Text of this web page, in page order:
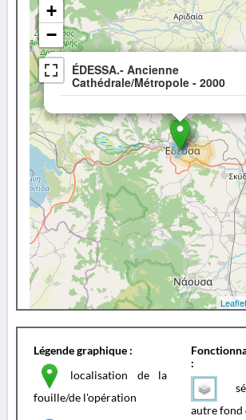
ÉDESSA.- Ancienne
Cathédrale/Métropole - 2000
+
−
Leaflet
Légende graphique :
localisation de la
fouille/de l'opération
:
autre fond